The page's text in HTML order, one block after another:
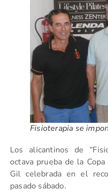
Fisioterapia se
Los alicantinos de
octava prueba de la
Gil celebrada en el
pasado sábado.